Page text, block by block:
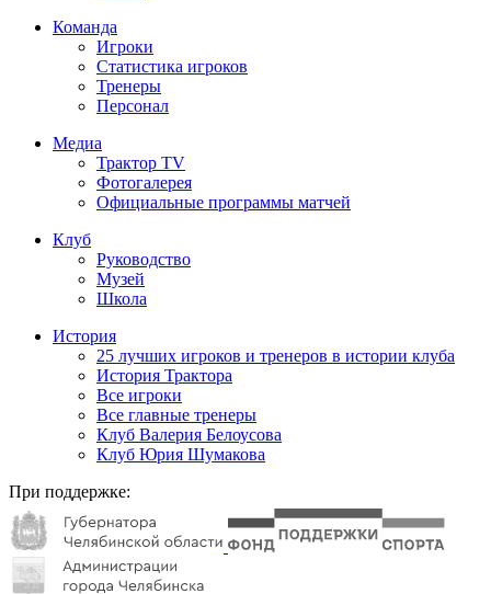
Команда
Игроки
Статистика игроков
Тренеры
Персонал
Медиа
Трактор TV
Фотогалерея
Официальные программы матчей
Клуб
Руководство
Музей
Школа
История
25 лучших игроков и тренеров в истории клуба
История Трактора
Все игроки
Все главные тренеры
Клуб Валерия Белоусова
Клуб Юрия Шумакова
При поддержке: